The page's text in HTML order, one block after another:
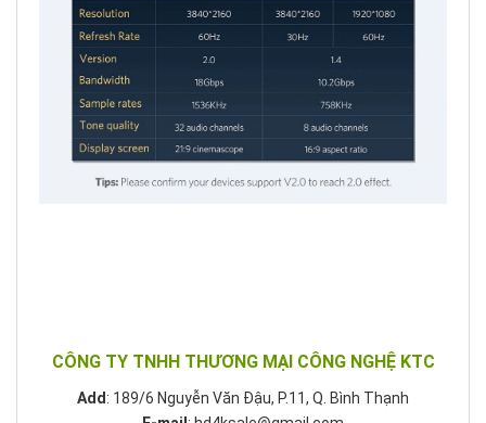
CÔNG TY TNHH THƯƠNG MẠI CÔNG NGHỆ KTC
Add : 189/6 Nguyễn Văn Đậu, P.11, Q. Bình Thạnh